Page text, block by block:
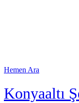
Hemen Ara
Konyaaltı